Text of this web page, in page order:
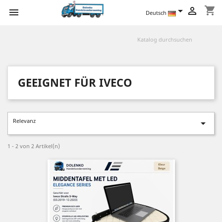
 shopping_cart

Deutsch 
GEEIGNET FÜR IVECO
Relevanz 
1 - 2 von 2 Artikel(n)